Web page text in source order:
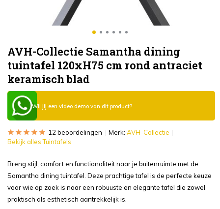
AVH-Collectie Samantha dining
tuintafel 120xH75 cm rond antraciet
keramisch blad
Wil jij een video demo van dit product?
12 beoordelingen Merk: AVH-Collectie
Bekijk alles Tuintafels
Breng stijl, comfort en functionaliteit naar je buitenruimte met de
Samantha dining tuintafel. Deze prachtige tafel is de perfecte keuze
voor wie op zoek is naar een robuuste en elegante tafel die zowel
praktisch als esthetisch aantrekkelijk is.